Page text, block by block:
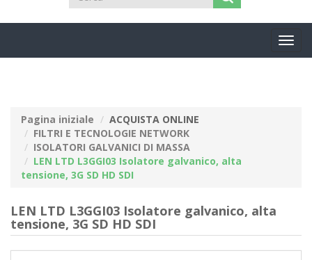
Pagina iniziale
ACQUISTA ONLINE
FILTRI E TECNOLOGIE NETWORK
ISOLATORI GALVANICI DI MASSA
LEN LTD L3GGI03 Isolatore galvanico, alta
tensione, 3G SD HD SDI
LEN LTD L3GGI03 Isolatore galvanico, alta
tensione, 3G SD HD SDI